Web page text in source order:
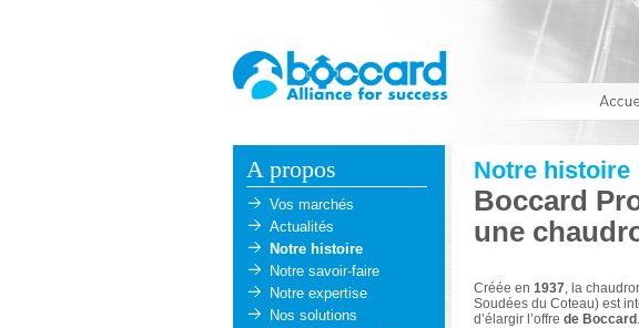
A propos
Vos marchés
Actualités
Notre histoire
Notre savoir-faire
Notre expertise
Nos solutions
Notre histoire
Boccard
une
Créée en 1937, la
Soudées du Coteau) est
d’élargir l’offre de Boccard .